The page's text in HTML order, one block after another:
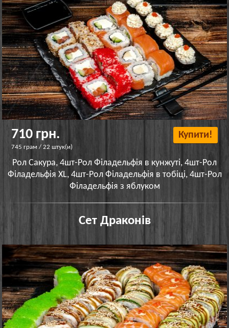
710 грн.
745 грам / 22 штук(и)
Купити!
Рол Сакура, 4шт-Рол Філадельфія в кунжуті, 4шт-Рол
Філадельфія XL, 4шт-Рол Філадельфія в тобіці, 4шт-Рол
Філадельфія з яблуком
Сет Драконів